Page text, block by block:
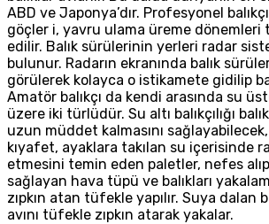
ABD ve Japonya’dır. Profesyonel
göçler i, yavru ulama üreme
edilir. Balık sürülerinin yerleri radar
bulunur. Radarın ekranında balık
görülerek kolayca o istikamete gidilip
Amatör balıkçı da kendi arasında su
üzere iki türlüdür. Su altı balıkçılığı
uzun müddet kalmasını
kıyafet, ayaklara takılan su içerisinde
etmesini temin eden paletler, nefes
sağlayan hava tüpü ve balıkları
zıpkın atan tüfekle yapılır. Suya dalan
avını tüfekle zıpkın atarak yakalar.